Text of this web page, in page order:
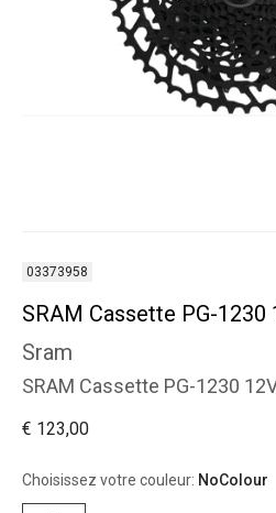
03373958
SRAM Cassette PG-1230
Sram
SRAM Cassette PG-1230
€ 123,00
Choisissez votre couleur: NoColour